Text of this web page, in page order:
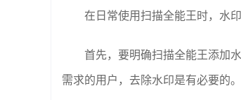
在日常使用扫描全能王时，水
首先，要明确扫描全能王添加
需求的用户，去除水印是有必要的。